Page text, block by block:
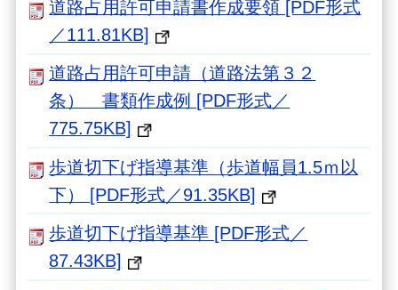
道路占用許可申請書作成要領 [PDF形式
／111.81KB]
道路占用許可申請（道路法第３２
条） 書類作成例 [PDF形式／
775.75KB]
歩道切下げ指導基準（歩道幅員1.5ｍ以
下） [PDF形式／91.35KB]
歩道切下げ指導基準 [PDF形式／
87.43KB]